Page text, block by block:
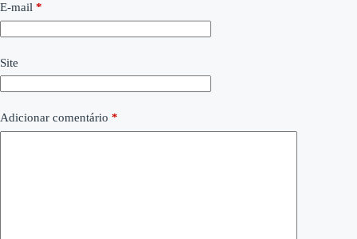
E-mail *
Site
Adicionar comentário *